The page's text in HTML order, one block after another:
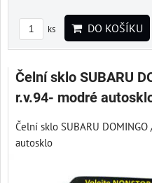
ks DO KOŠÍKU
Čelní sklo SUBARU
r.v.94- modré
Čelní sklo SUBARU
autosklo